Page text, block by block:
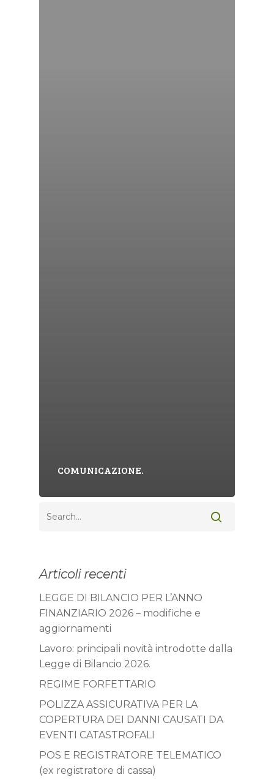
COMUNICAZIONE.
Articoli recenti
LEGGE DI BILANCIO PER L’ANNO
FINANZIARIO 2026 – modifiche e
aggiornamenti
Lavoro: principali novità introdotte dalla
Legge di Bilancio 2026.
REGIME FORFETTARIO
POLIZZA ASSICURATIVA PER LA
COPERTURA DEI DANNI CAUSATI DA
EVENTI CATASTROFALI
POS E REGISTRATORE TELEMATICO
(ex registratore di cassa)